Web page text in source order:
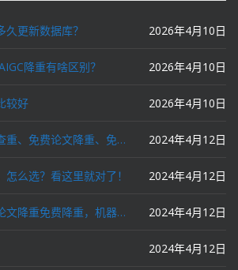
更新数据库？ 2026年4月10日
降重有啥区别？ 2026年4月10日
较好 2026年4月10日
免费论文查重、免费查重、免费论文降重、免费降重、智能降重、一键降重、降低AIGC写作率、AI写论文，这些名词你了解吗？ 2024年4月12日
么选？看这里就对了！ 2024年4月12日
论文查重免费查重，论文降重免费降重，机器降重，人工降重，降低AIGC写作率，ai写论文，都要选论文狗和paperdog以及文思慧达！ 2024年4月12日
2024年4月12日